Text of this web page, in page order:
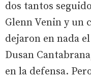
dos tantos
Glenn Venin y un
dejaron en nada
Dusan
en la defensa.